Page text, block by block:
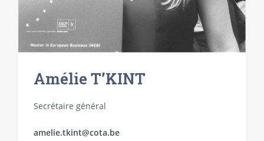
Amélie T’KINT
Secrétaire général
amelie.tkint@cota.be